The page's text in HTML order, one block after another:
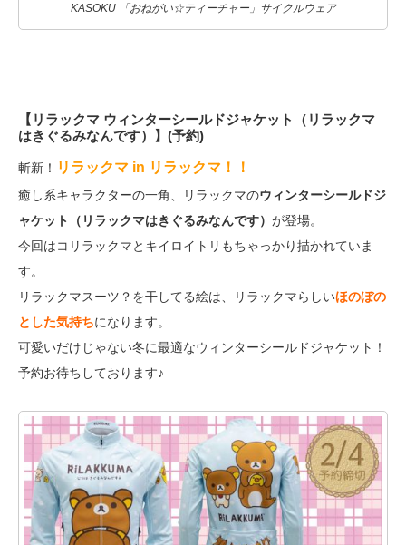
KASOKU 「おねがい☆ティーチャー」サイクルウェア
【リラックマ ウィンターシールドジャケット（リラックマ
はきぐるみなんです）】(予約)
斬新！ リラックマ in リラックマ！！
癒し系キャラクターの一角、リラックマのウィンターシールドジ
ャケット（リラックマはきぐるみなんです） が登場。
今回はコリラックマとキイロイトリもちゃっかり描かれていま
す。
リラックマスーツ？を干してる絵は、リラックマらしいほのぼの
とした気持ちになります。
可愛いだけじゃない冬に最適なウィンターシールドジャケット！
予約お待ちしております♪